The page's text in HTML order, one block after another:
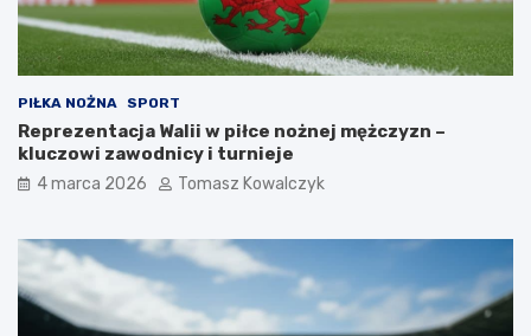
PIŁKA NOŻNA SPORT
Reprezentacja Walii w piłce nożnej mężczyzn –
kluczowi zawodnicy i turnieje
4 marca 2026 Tomasz Kowalczyk